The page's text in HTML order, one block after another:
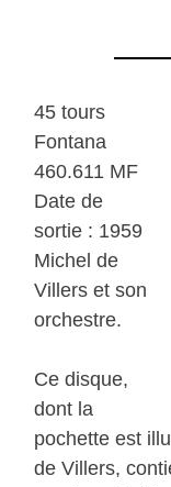
45 tours
Fontana
460.611 MF
Date de
sortie : 1959
Michel de
Villers et son
orchestre.
Ce disque,
dont la
pochette est
de Villers,